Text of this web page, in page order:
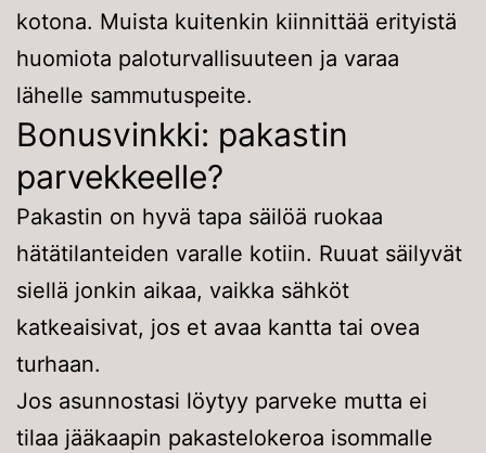
kotona. Muista kuitenkin kiinnittää erityistä
huomiota paloturvallisuuteen ja varaa
lähelle sammutuspeite.
Bonusvinkki: pakastin
parvekkeelle?
Pakastin on hyvä tapa säilöä ruokaa
hätätilanteiden varalle kotiin. Ruuat säilyvät
siellä jonkin aikaa, vaikka sähköt
katkeaisivat, jos et avaa kantta tai ovea
turhaan.
Jos asunnostasi löytyy parveke mutta ei
tilaa jääkaapin pakastelokeroa isommalle